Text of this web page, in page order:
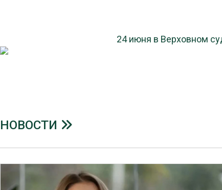
24 июня в Верховном
НОВОСТИ